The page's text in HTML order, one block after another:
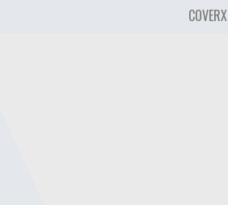
COVERX